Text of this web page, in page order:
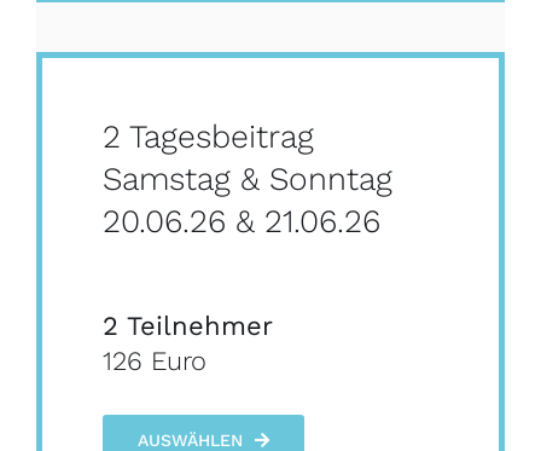
2 Tagesbeitrag
Samstag & Sonntag
20.06.26 & 21.06.26
2 Teilnehmer
126 Euro
AUSWÄHLEN